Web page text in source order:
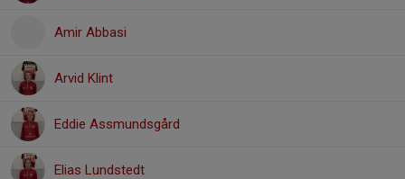
Amir Abbasi
Arvid Klint
Eddie Assmundsgård
Elias Lundstedt